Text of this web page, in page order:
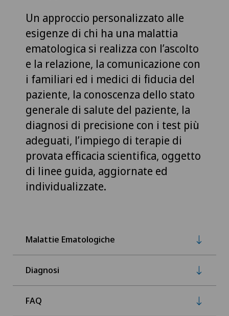
Un approccio personalizzato alle
esigenze di chi ha una malattia
ematologica si realizza con l’ascolto
e la relazione, la comunicazione con
i familiari ed i medici di fiducia del
paziente, la conoscenza dello stato
generale di salute del paziente, la
diagnosi di precisione con i test più
adeguati, l’impiego di terapie di
provata efficacia scientifica, oggetto
di linee guida, aggiornate ed
individualizzate.
Malattie Ematologiche
Diagnosi
FAQ